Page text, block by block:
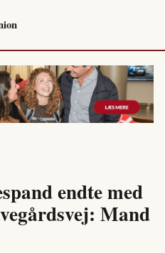
endte med
Mand